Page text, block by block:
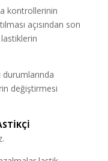
kontrollerinin
açısından son
durumlarında
değiştirmesi